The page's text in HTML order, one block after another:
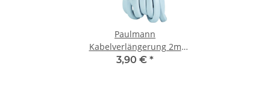
Paulmann
Kabelverlängerung 2m
0,75qm 105W Weiß 12V
3,90 € *